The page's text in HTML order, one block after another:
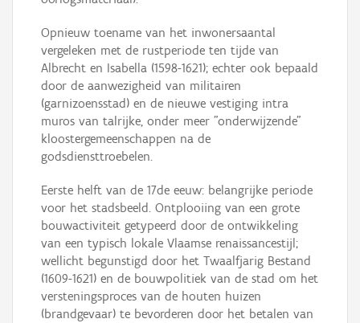
Opnieuw toename van het inwonersaantal
vergeleken met de rustperiode ten tijde van
Albrecht en Isabella (1598-1621); echter ook bepaald
door de aanwezigheid van militairen
(garnizoensstad) en de nieuwe vestiging intra
muros van talrijke, onder meer "onderwijzende"
kloostergemeenschappen na de
godsdiensttroebelen.
Eerste helft van de 17de eeuw: belangrijke periode
voor het stadsbeeld. Ontplooiing van een grote
bouwactiviteit getypeerd door de ontwikkeling
van een typisch lokale Vlaamse renaissancestijl;
wellicht begunstigd door het Twaalfjarig Bestand
(1609-1621) en de bouwpolitiek van de stad om het
versteningsproces van de houten huizen
(brandgevaar) te bevorderen door het betalen van